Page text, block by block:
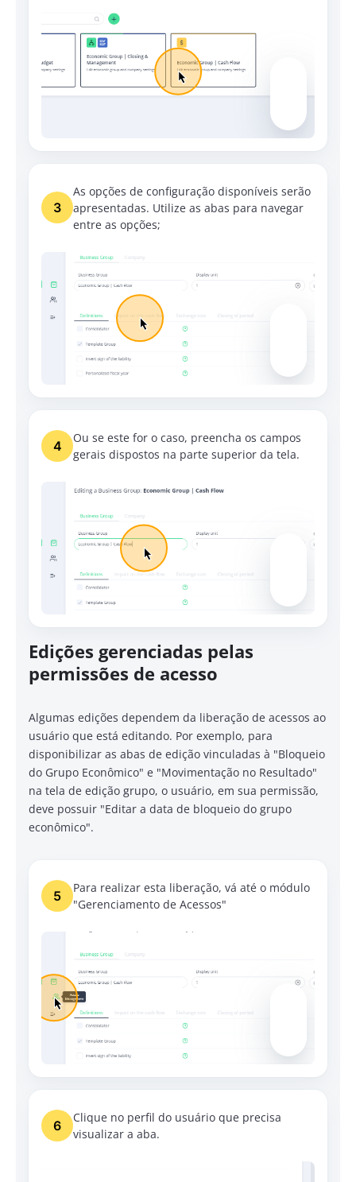
3
As opções de configuração disponíveis serão
apresentadas. Utilize as abas para navegar
entre as opções;
4
Ou se este for o caso, preencha os campos
gerais dispostos na parte superior da tela.
Edições gerenciadas pelas
permissões de acesso
Algumas edições dependem da liberação de acessos ao
usuário que está editando. Por exemplo, para
disponibilizar as abas de edição vinculadas à "Bloqueio
do Grupo Econômico" e "Movimentação no Resultado"
na tela de edição grupo, o usuário, em sua permissão,
deve possuir "Editar a data de bloqueio do grupo
econômico".
5
Para realizar esta liberação, vá até o módulo
"Gerenciamento de Acessos"
6
Clique no perfil do usuário que precisa
visualizar a aba.